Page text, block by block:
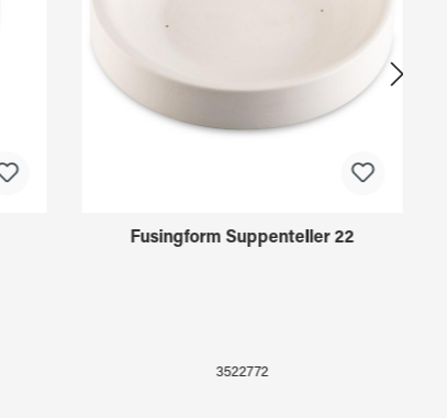
Fusingform Suppenteller 22
3522772